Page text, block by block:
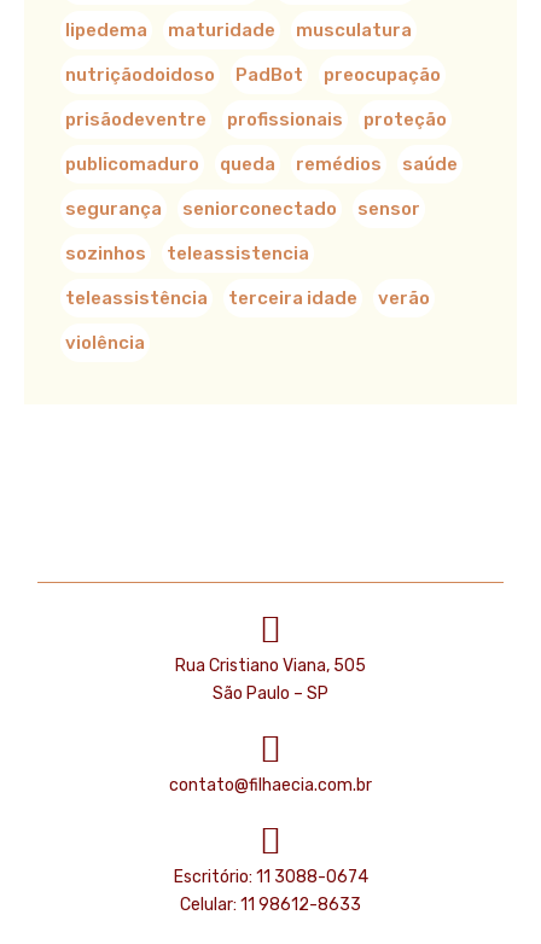
lipedema maturidade musculatura
nutriçãodoidoso PadBot preocupação
prisãodeventre profissionais proteção
publicomaduro queda remédios saúde
segurança seniorconectado sensor
sozinhos teleassistencia
teleassistência terceira idade verão
violência
Rua Cristiano Viana, 505
São Paulo – SP
contato@filhaecia.com.br
Escritório: 11 3088-0674
Celular: 11 98612-8633